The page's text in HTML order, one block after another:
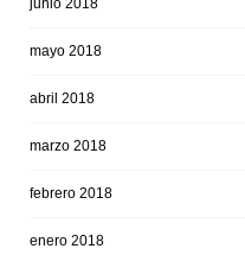
junio 2018
mayo 2018
abril 2018
marzo 2018
febrero 2018
enero 2018